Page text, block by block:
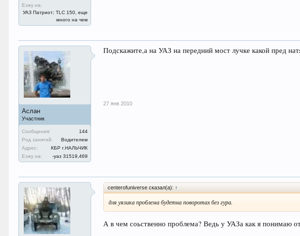
Езжу на:
УАЗ Патриот; TLC 150, еще
много на чем
Аслан
Участник
Сообщения:
144
Род занятий:
Водителем
Адрес:
КБР г.НАЛЬЧИК
Езжу на:
-уаз 31519,469
Подскажите,а на УАЗ на передний мост лучке какой пред
27 янв 2010
centerofuniverse сказал(а): ↑
для уязика проблема будетна поворотах без гура.
А в чем соьственно проблема? Ведь у УАЗа как я понимаю